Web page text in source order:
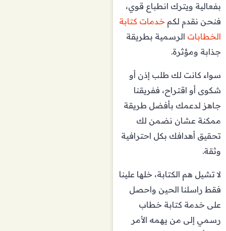
بفعالية ويترك انطباع قوي،
فنحن نقدم لكم خدمات كتابة
الخطابات الرسمية بطريقة
جذابة ومؤثرة.
سواء كانت لك طلب إذن أو
شكوى أو اقتراح، ففريقنا
جاهز لدعمك بأفضل طريقة
ممكنة عشان نضمن لك
تحقيق أهدافك بكل احترافية
وثقة.
لا تشيل هم الكتابة، خلها علينا
فقط راسلنا الحين واحصل
على خدمة كتابة خطاب
رسمي إلى من يهمه الأمر